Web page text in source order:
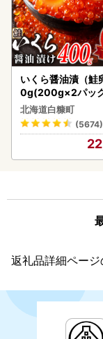
いくら醤油漬（鮭
0g(200g×2パッ
2-1676
北海道白糠町
(5674)
返礼品詳細ページ